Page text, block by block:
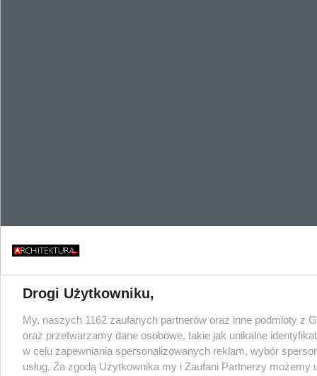
Drogi Użytkowniku,
My, naszych 1162 zaufanych partnerów oraz inne podmioty z
oraz przetwarzamy dane osobowe, takie jak unikalne
w celu zapewniania spersonalizowanych reklam, wybór
usług. Za zgodą Użytkownika my i Zaufani Partnerzy